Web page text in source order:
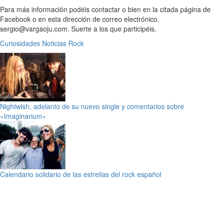
Para más información podéis contactar o bien en la citada página de
Facebook o en esta dirección de correo electrónico,
sergio@vargaoju.com. Suerte a los que participéis.
Curiosidades Noticias Rock
Nightwish, adelanto de su nuevo single y comentarios sobre
«Imaginarium»
Calendario solidario de las estrellas del rock español